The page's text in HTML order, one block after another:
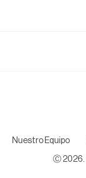
Nuestro Equipo
Ⓒ 2026